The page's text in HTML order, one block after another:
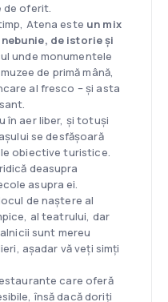
de oferit.
Atena este un mix
de istorie și
unde monumentele
de primă mână,
al fresco – și asta
în aer liber, și totuși
se desfășoară
obiective turistice.
deasupra
asupra ei.
de naștere al
al teatrului, dar
sunt mereu
așadar vă veți simți
care oferă
însă dacă doriți